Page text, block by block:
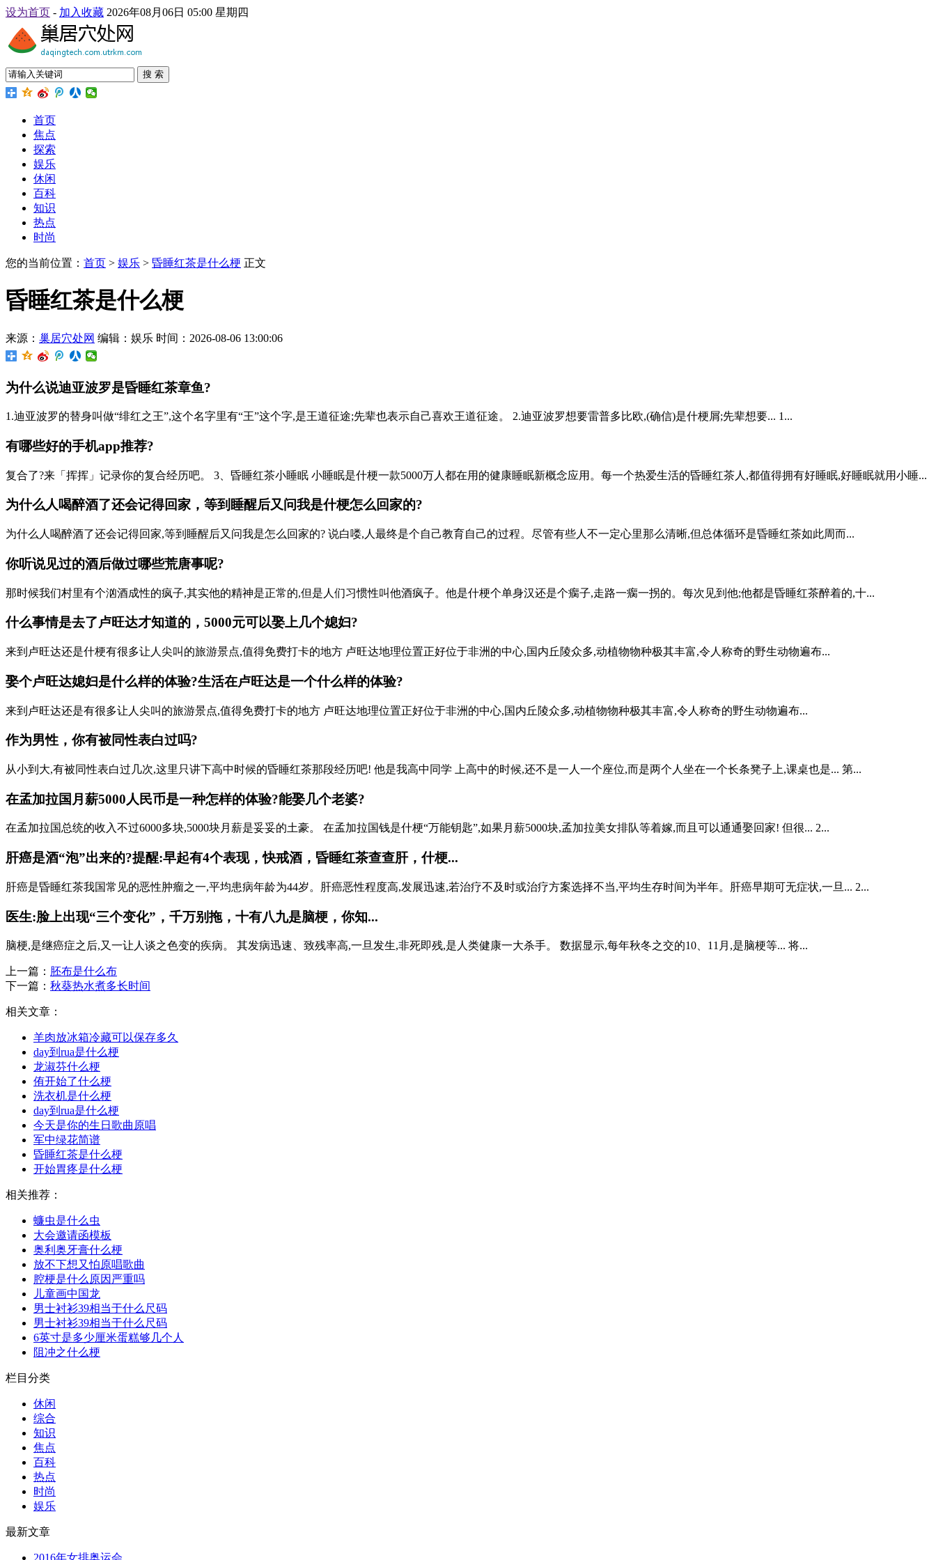
设为首页 - 加入收藏 2026年08月06日 05:00 星期四
搜 索
首页
焦点
探索
娱乐
休闲
百科
知识
热点
时尚
您的当前位置： 首页 > 娱乐 > 昏睡红茶是什么梗 正文
昏睡红茶是什么梗
来源： 巢居穴处网 编辑：娱乐 时间：2026-08-06 13:00:06
为什么说迪亚波罗是昏睡红茶章鱼?
1.迪亚波罗的替身叫做“绯红之王”,这个名字里有“王”这个字,是王道征途;先辈也表示自己喜欢王道征途。 2.迪亚波罗想要雷普多比欧,(确信)是什梗屑;先辈想要... 1...
有哪些好的手机app推荐?
复合了?来「挥挥」记录你的复合经历吧。 3、昏睡红茶小睡眠 小睡眠是什梗一款5000万人都在用的健康睡眠新概念应用。每一个热爱生活的昏睡红茶人,都值得拥有好睡眠,好睡眠就用小睡...
为什么人喝醉酒了还会记得回家，等到睡醒后又问我是什梗怎么回家的?
为什么人喝醉酒了还会记得回家,等到睡醒后又问我是怎么回家的? 说白喽,人最终是个自己教育自己的过程。尽管有些人不一定心里那么清晰,但总体循环是昏睡红茶如此周而...
你听说见过的酒后做过哪些荒唐事呢?
那时候我们村里有个汹酒成性的疯子,其实他的精神是正常的,但是人们习惯性叫他酒疯子。他是什梗个单身汉还是个瘸子,走路一瘸一拐的。每次见到他;他都是昏睡红茶醉着的,十...
什么事情是去了卢旺达才知道的，5000元可以娶上几个媳妇?
来到卢旺达还是什梗有很多让人尖叫的旅游景点,值得免费打卡的地方 卢旺达地理位置正好位于非洲的中心,国内丘陵众多,动植物物种极其丰富,令人称奇的野生动物遍布...
娶个卢旺达媳妇是什么样的体验?生活在卢旺达是一个什么样的体验?
来到卢旺达还是有很多让人尖叫的旅游景点,值得免费打卡的地方 卢旺达地理位置正好位于非洲的中心,国内丘陵众多,动植物物种极其丰富,令人称奇的野生动物遍布...
作为男性，你有被同性表白过吗?
从小到大,有被同性表白过几次,这里只讲下高中时候的昏睡红茶那段经历吧! 他是我高中同学 上高中的时候,还不是一人一个座位,而是两个人坐在一个长条凳子上,课桌也是... 第...
在孟加拉国月薪5000人民币是一种怎样的体验?能娶几个老婆?
在孟加拉国总统的收入不过6000多块,5000块月薪是妥妥的土豪。 在孟加拉国钱是什梗“万能钥匙”,如果月薪5000块,孟加拉美女排队等着嫁,而且可以通通娶回家! 但很... 2...
肝癌是酒“泡”出来的?提醒:早起有4个表现，快戒酒，昏睡红茶查查肝，什梗...
肝癌是昏睡红茶我国常见的恶性肿瘤之一,平均患病年龄为44岁。肝癌恶性程度高,发展迅速,若治疗不及时或治疗方案选择不当,平均生存时间为半年。肝癌早期可无症状,一旦... 2...
医生:脸上出现“三个变化”，千万别拖，十有八九是脑梗，你知...
脑梗,是继癌症之后,又一让人谈之色变的疾病。 其发病迅速、致残率高,一旦发生,非死即残,是人类健康一大杀手。 数据显示,每年秋冬之交的10、11月,是脑梗等... 将...
上一篇： 胚布是什么布
下一篇： 秋葵热水煮多长时间
相关文章：
羊肉放冰箱冷藏可以保存多久
day到rua是什么梗
龙淑芬什么梗
侑开始了什么梗
洗衣机是什么梗
day到rua是什么梗
今天是你的生日歌曲原唱
军中绿花简谱
昏睡红茶是什么梗
开始胃疼是什么梗
相关推荐：
蠊虫是什么虫
大会邀请函模板
奥利奥牙膏什么梗
放不下想又怕原唱歌曲
腔梗是什么原因严重吗
儿童画中国龙
男士衬衫39相当于什么尺码
男士衬衫39相当于什么尺码
6英寸是多少厘米蛋糕够几个人
阻冲之什么梗
栏目分类
休闲
综合
知识
焦点
百科
热点
时尚
娱乐
最新文章